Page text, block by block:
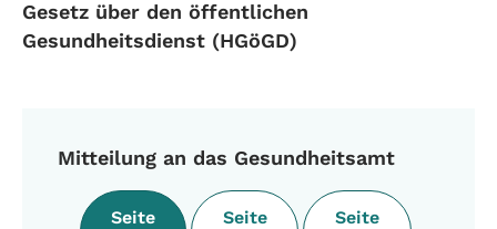
Gesetz über den öffentlichen
Gesundheitsdienst (HGöGD)
Mitteilung an das Gesundheitsamt
Seite
Seite
Seite